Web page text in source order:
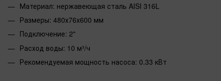
Материал: нержавеющая сталь AISI 316L
Размеры: 480х76х600 мм
Подключение: 2"
Расход воды: 10 м³/ч
Рекомендуемая мощность насоса: 0.33 кВт